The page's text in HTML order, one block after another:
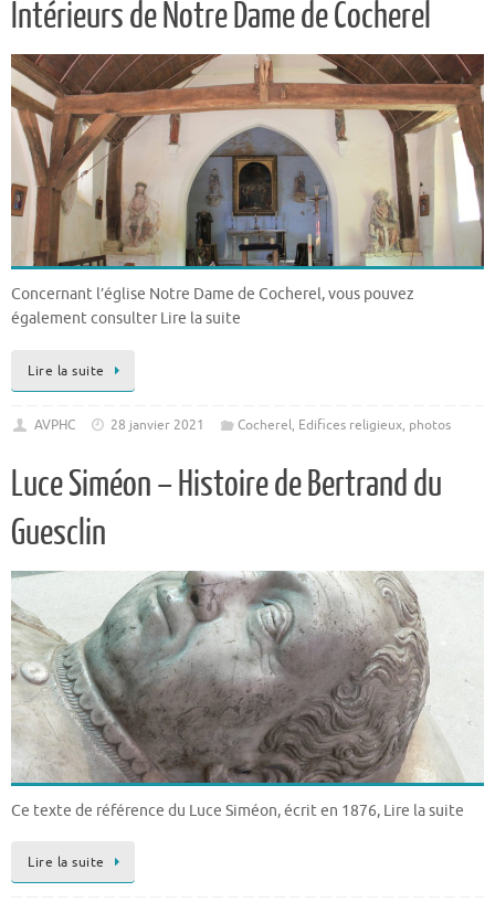
Intérieurs de Notre Dame de Cocherel
Concernant l’église Notre Dame de Cocherel, vous pouvez
également consulter Lire la suite
Lire la suite
AVPHC 28 janvier 2021 Cocherel, Edifices religieux, photos
Luce Siméon – Histoire de Bertrand du
Guesclin
Ce texte de référence du Luce Siméon, écrit en 1876, Lire la suite
Lire la suite